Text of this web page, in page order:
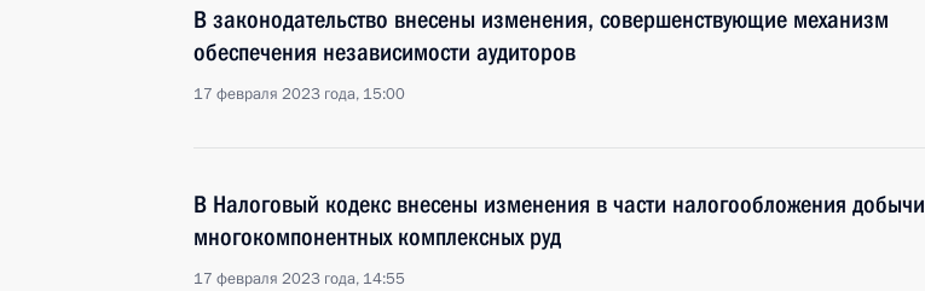
В законодательство внесены изменения, совершенствующие механизм
обеспечения независимости аудиторов
17 февраля 2023 года, 15:00
В Налоговый кодекс внесены изменения в части налогообложения добычи
многокомпонентных комплексных руд
17 февраля 2023 года, 14:55